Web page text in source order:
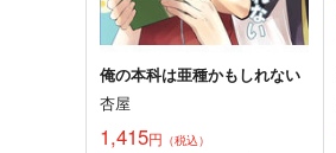
俺の本科は亜種かもしれない
杏屋
1,415円 （税込）